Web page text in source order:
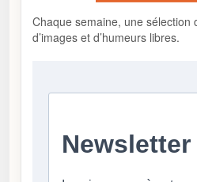
Chaque semaine, une sélection
d’images et d’humeurs libres.